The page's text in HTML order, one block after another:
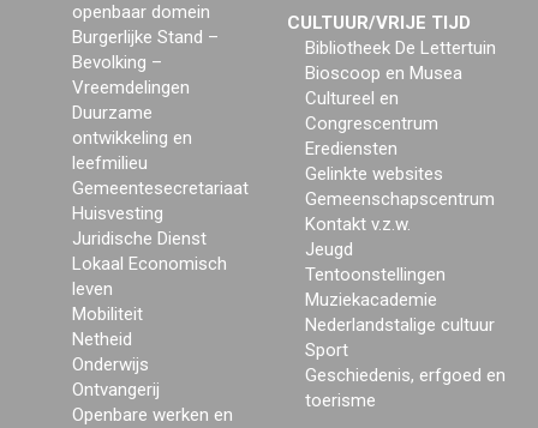
openbaar domein
Burgerlijke Stand –
Bevolking –
Vreemdelingen
Duurzame
ontwikkeling en
leefmilieu
Gemeentesecretariaat
Huisvesting
Juridische Dienst
Lokaal Economisch
leven
Mobiliteit
Netheid
Onderwijs
Ontvangerij
Openbare werken en
CULTUUR/VRIJE TIJD
Bibliotheek De Lettertuin
Bioscoop en Musea
Cultureel en
Congrescentrum
Erediensten
Gelinkte websites
Gemeenschapscentrum
Kontakt v.z.w.
Jeugd
Tentoonstellingen
Muziekacademie
Nederlandstalige cultuur
Sport
Geschiedenis, erfgoed en
toerisme